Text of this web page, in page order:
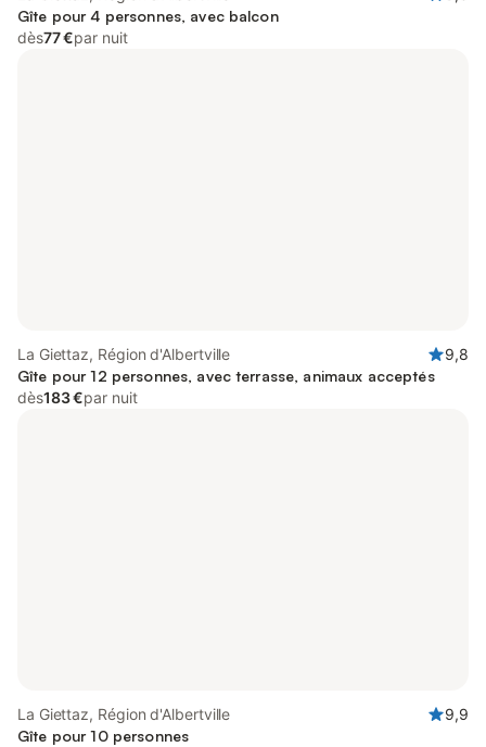
Gîte pour 4 personnes, avec balcon
dès77 €par nuit
La Giettaz, Région d'Albertville
9,8
Gîte pour 12 personnes, avec terrasse, animaux acceptés
dès183 €par nuit
La Giettaz, Région d'Albertville
9,9
Gîte pour 10 personnes